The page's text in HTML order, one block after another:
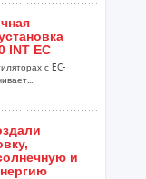
INT EC
с EC-
и